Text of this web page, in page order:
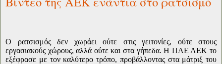
Ο ρατσισμός δεν χωράει ούτε στις γειτονίες, ούτε στους
εργασιακούς χώρους, αλλά ούτε και στα γήπεδα. Η ΠΑΕ ΑΕΚ το
εξέφρασε με τον καλύτερο τρόπο, προβάλλοντας στα μάτριξ του